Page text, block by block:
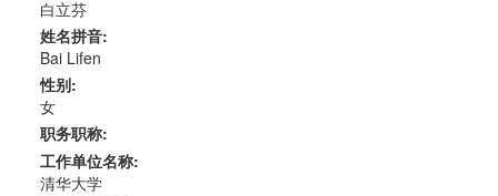
白立芬
姓名拼音:
Bai Lifen
性别:
女
职务职称:
工作单位名称:
清华大学